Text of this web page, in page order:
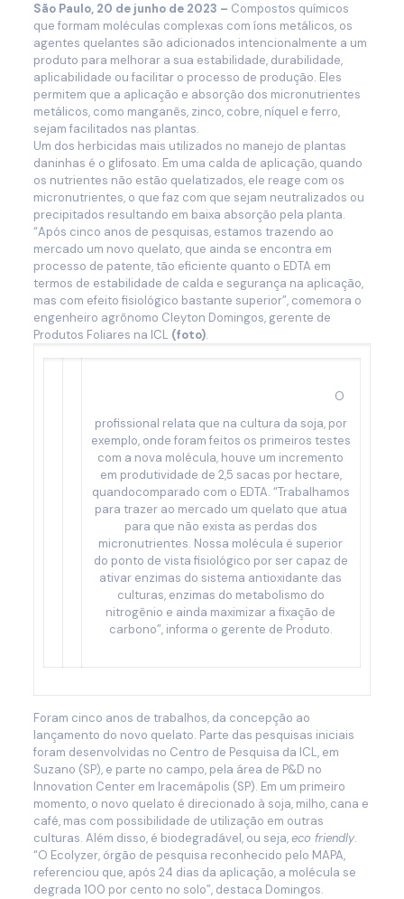
São Paulo, 20 de junho de 2023 – Compostos químicos
que formam moléculas complexas com íons metálicos, os
agentes quelantes são adicionados intencionalmente a um
produto para melhorar a sua estabilidade, durabilidade,
aplicabilidade ou facilitar o processo de produção. Eles
permitem que a aplicação e absorção dos micronutrientes
metálicos, como manganês, zinco, cobre, níquel e ferro,
sejam facilitados nas plantas.
Um dos herbicidas mais utilizados no manejo de plantas
daninhas é o glifosato. Em uma calda de aplicação, quando
os nutrientes não estão quelatizados, ele reage com os
micronutrientes, o que faz com que sejam neutralizados ou
precipitados resultando em baixa absorção pela planta.
“Após cinco anos de pesquisas, estamos trazendo ao
mercado um novo quelato, que ainda se encontra em
processo de patente, tão eficiente quanto o EDTA em
termos de estabilidade de calda e segurança na aplicação,
mas com efeito fisiológico bastante superior”, comemora o
engenheiro agrônomo Cleyton Domingos, gerente de
Produtos Foliares na ICL (foto).
O
profissional relata que na cultura da soja, por
exemplo, onde foram feitos os primeiros testes
com a nova molécula, houve um incremento
em produtividade de 2,5 sacas por hectare,
quandocomparado com o EDTA. “Trabalhamos
para trazer ao mercado um quelato que atua
para que não exista as perdas dos
micronutrientes. Nossa molécula é superior
do ponto de vista fisiológico por ser capaz de
ativar enzimas do sistema antioxidante das
culturas, enzimas do metabolismo do
nitrogênio e ainda maximizar a fixação de
carbono”, informa o gerente de Produto.
Foram cinco anos de trabalhos, da concepção ao
lançamento do novo quelato. Parte das pesquisas iniciais
foram desenvolvidas no Centro de Pesquisa da ICL, em
Suzano (SP), e parte no campo, pela área de P&D no
Innovation Center em Iracemápolis (SP). Em um primeiro
momento, o novo quelato é direcionado à soja, milho, cana e
café, mas com possibilidade de utilização em outras
culturas. Além disso, é biodegradável, ou seja,eco friendly.
“O Ecolyzer, órgão de pesquisa reconhecido pelo MAPA,
referenciou que, após 24 dias da aplicação, a molécula se
degrada 100 por cento no solo”, destaca Domingos.